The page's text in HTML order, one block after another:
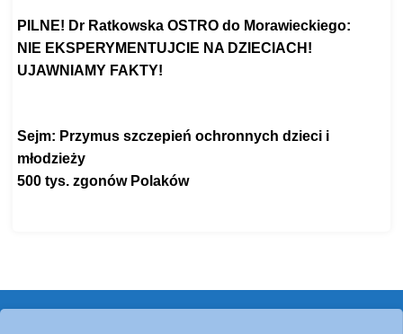
PILNE! Dr Ratkowska OSTRO do Morawieckiego:
NIE EKSPERYMENTUJCIE NA DZIECIACH!
UJAWNIAMY FAKTY!
Sejm: Przymus szczepień ochronnych dzieci i
młodzieży
500 tys. zgonów Polaków